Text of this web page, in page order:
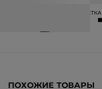
ЖАКЕТ С ДЕКОРОМ В ВИДЕ ЦВЕТКА
ПОХОЖИЕ ТОВАРЫ